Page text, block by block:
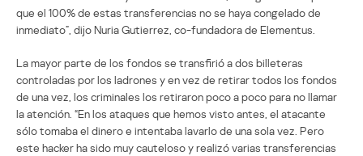
que el 100% de estas transferencias no se haya congelado de
inmediato”, dijo Nuria Gutierrez, co-fundadora de Elementus.
La mayor parte de los fondos se transfirió a dos billeteras
controladas por los ladrones y en vez de retirar todos los fondos
de una vez, los criminales los retiraron poco a poco para no llamar
la atención. “En los ataques que hemos visto antes, el atacante
sólo tomaba el dinero e intentaba lavarlo de una sola vez. Pero
este hacker ha sido muy cauteloso y realizó varias transferencias